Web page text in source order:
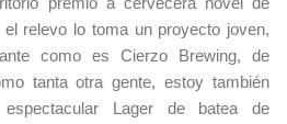
relevo lo toma un proyecto joven,
como es Cierzo Brewing, de
tanta otra gente, estoy también
Lager de batea de